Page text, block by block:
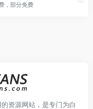
，部分免费
资源网站，是专门为白